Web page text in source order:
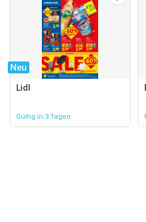
Neu
Lidl
Gültig in 3 Tagen